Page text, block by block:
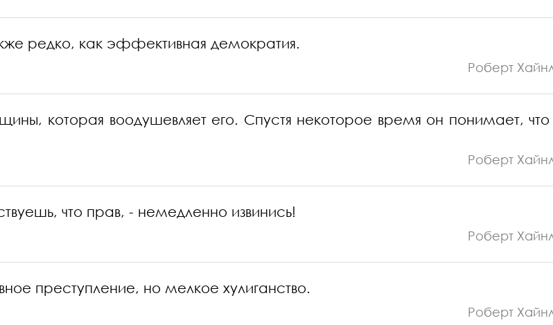
редко, как эффективная демократия.
Роберт
которая воодушевляет его. Спустя некоторое время он понимает,
Роберт
что прав, - немедленно извинись!
Роберт
преступление, но мелкое хулиганство.
Роберт